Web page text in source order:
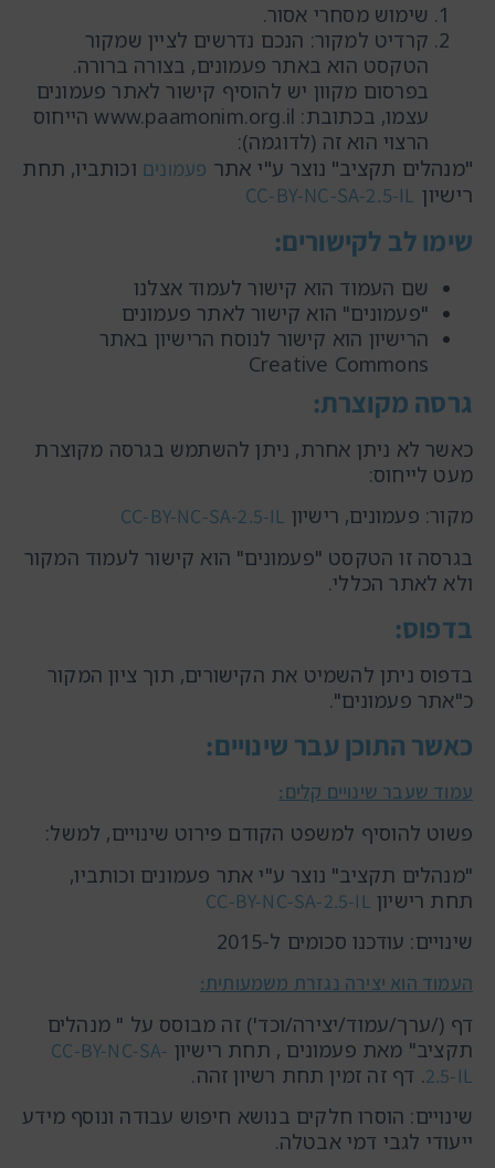
שימוש מסחרי אסור.
קרדיט למקור: הנכם נדרשים לציין שמקור
הטקסט הוא באתר פעמונים, בצורה ברורה.
בפרסום מקוון יש להוסיף קישור לאתר פעמונים
עצמו, בכתובת: www.paamonim.org.il הייחוס
הרצוי הוא זה (לדוגמה):
"מנהלים תקציב" נוצר ע"י אתר פעמונים וכותביו, תחת
רישיון CC-BY-NC-SA-2.5-IL
שימו לב לקישורים:
שם העמוד הוא קישור לעמוד אצלנו
"פעמונים" הוא קישור לאתר פעמונים
הרישיון הוא קישור לנוסח הרישיון באתר
Creative Commons
גרסה מקוצרת:
כאשר לא ניתן אחרת, ניתן להשתמש בגרסה מקוצרת
מעט לייחוס:
מקור: פעמונים, רישיון CC-BY-NC-SA-2.5-IL
בגרסה זו הטקסט "פעמונים" הוא קישור לעמוד המקור
ולא לאתר הכללי.
בדפוס:
בדפוס ניתן להשמיט את הקישורים, תוך ציון המקור
כ"אתר פעמונים".
כאשר התוכן עבר שינויים:
עמוד שעבר שינויים קלים:
פשוט להוסיף למשפט הקודם פירוט שינויים, למשל:
"מנהלים תקציב" נוצר ע"י אתר פעמונים וכותביו,
תחת רישיון CC-BY-NC-SA-2.5-IL
שינויים: עודכנו סכומים ל-2015
העמוד הוא יצירה נגזרת משמעותית:
דף (/ערך/עמוד/יצירה/וכד') זה מבוסס על " מנהלים
תקציב" מאת פעמונים , תחת רישיון CC-BY-NC-SA-
2.5-IL. דף זה זמין תחת רשיון זהה.
שינויים: הוסרו חלקים בנושא חיפוש עבודה ונוסף מידע
ייעודי לגבי דמי אבטלה.